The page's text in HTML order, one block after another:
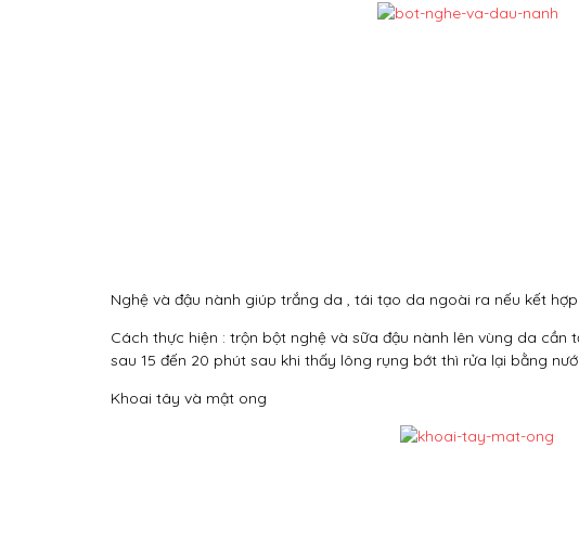
Nghệ và đậu nành giúp trắng da , tái tạo da ngoài ra nếu kết
Cách thực hiện : trộn bột nghệ và sữa đậu nành lên vùng da
sau 15 đến 20 phút sau khi thấy lông rụng bớt thì rửa lại bằng
Khoai tây và mật ong